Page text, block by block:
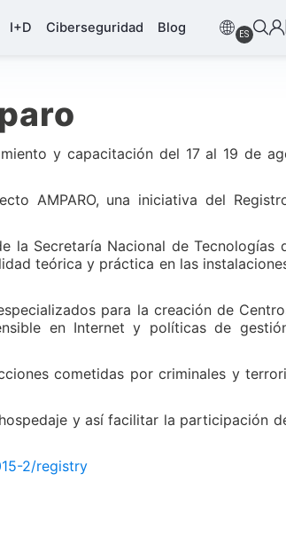
I+D Ciberseguridad Blog ES
y capacitación del 17 al 19 de
AMPARO, una iniciativa del
la Secretaría Nacional de Tecnologías
teórica y práctica en las
para la creación de
en Internet y políticas de
cometidas por criminales y
y así facilitar la participación
2/registry